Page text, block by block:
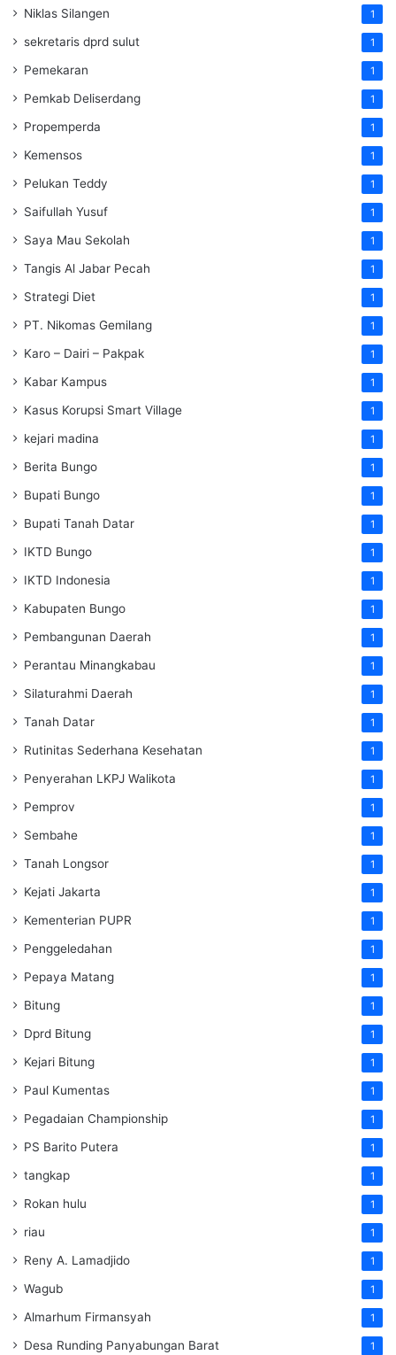
Niklas Silangen 1
sekretaris dprd sulut 1
Pemekaran 1
Pemkab Deliserdang 1
Propemperda 1
Kemensos 1
Pelukan Teddy 1
Saifullah Yusuf 1
Saya Mau Sekolah 1
Tangis Al Jabar Pecah 1
Strategi Diet 1
PT. Nikomas Gemilang 1
Karo – Dairi – Pakpak 1
Kabar Kampus 1
Kasus Korupsi Smart Village 1
kejari madina 1
Berita Bungo 1
Bupati Bungo 1
Bupati Tanah Datar 1
IKTD Bungo 1
IKTD Indonesia 1
Kabupaten Bungo 1
Pembangunan Daerah 1
Perantau Minangkabau 1
Silaturahmi Daerah 1
Tanah Datar 1
Rutinitas Sederhana Kesehatan 1
Penyerahan LKPJ Walikota 1
Pemprov 1
Sembahe 1
Tanah Longsor 1
Kejati Jakarta 1
Kementerian PUPR 1
Penggeledahan 1
Pepaya Matang 1
Bitung 1
Dprd Bitung 1
Kejari Bitung 1
Paul Kumentas 1
Pegadaian Championship 1
PS Barito Putera 1
tangkap 1
Rokan hulu 1
riau 1
Reny A. Lamadjido 1
Wagub 1
Almarhum Firmansyah 1
Desa Runding Panyabungan Barat 1